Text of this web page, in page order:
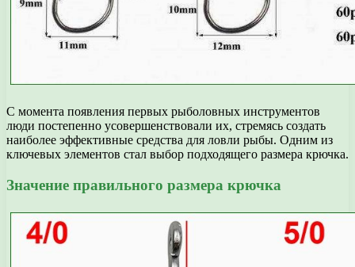
С момента появления первых рыболовных инструментов
люди постепенно усовершенствовали их, стремясь создать
наиболее эффективные средства для ловли рыбы. Одним из
ключевых элементов стал выбор подходящего размера крючка.
Значение правильного размера крючка